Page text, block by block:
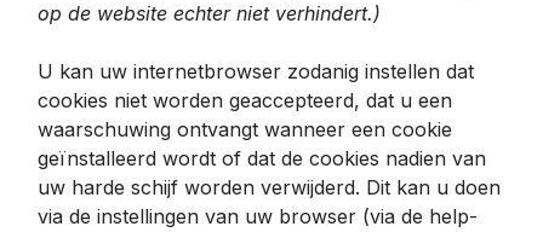
op de website echter niet verhindert.)
U kan uw internetbrowser zodanig instellen dat
cookies niet worden geaccepteerd, dat u een
waarschuwing ontvangt wanneer een cookie
geïnstalleerd wordt of dat de cookies nadien van
uw harde schijf worden verwijderd. Dit kan u doen
via de instellingen van uw browser (via de help-